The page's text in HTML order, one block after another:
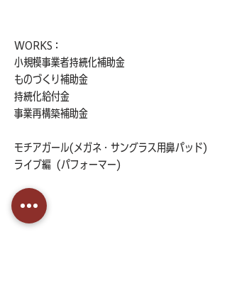
WORKS：
小規模事業者持続化補助金
ものづくり補助金
持続化給付金
事業再構築補助金
モチアガール(メガネ・サングラス用鼻パッド)
ライブ編  (パフォーマー)